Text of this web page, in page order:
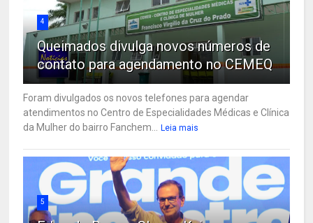
4
Queimados divulga novos números de
contato para agendamento no CEMEQ
Foram divulgados os novos telefones para agendar
atendimentos no Centro de Especialidades Médicas e Clínica
da Mulher do bairro Fanchem...
Leia mais
5